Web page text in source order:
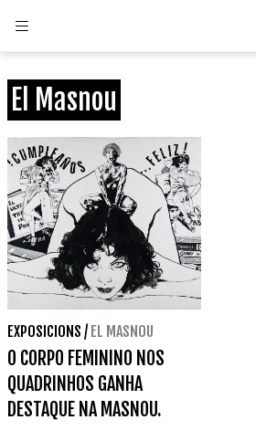
El Masnou
EXPOSICIONS / EL MASNOU
O CORPO FEMININO NOS
QUADRINHOS GANHA
DESTAQUE NA MASNOU.